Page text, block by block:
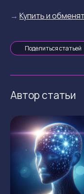
→ Купить и
Поделиться статьей
Автор статьи